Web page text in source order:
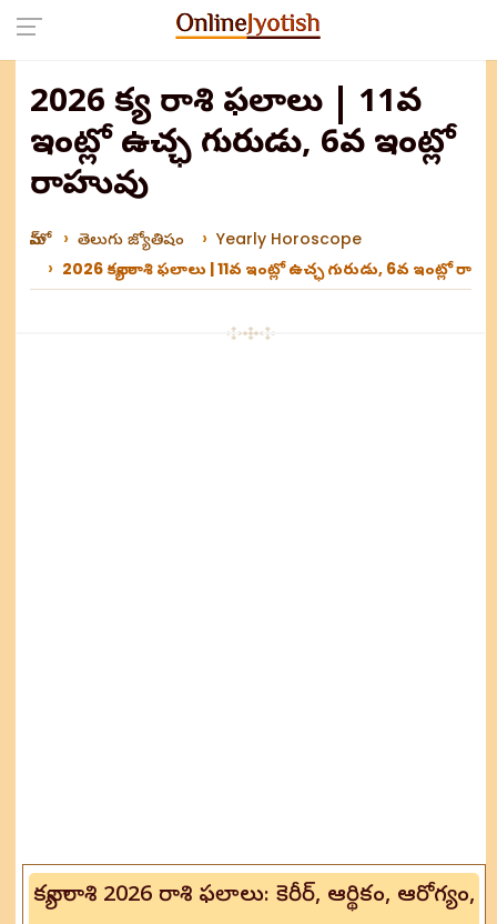
2026 కన్యా రాశి ఫలాలు | 11వ
ఇంట్లో ఉచ్ఛ గురుడు, 6వ ఇంట్లో
రాహువు
హోమ్ తెలుగు జ్యోతిషం
Yearly Horoscope
2026 కన్యా రాశి ఫలాలు | 11వ ఇంట్లో ఉచ్ఛ గురుడు, 6వ ఇంట్లో
కన్యా రాశి 2026 రాశి ఫలాలు: కెరీర్, ఆర్థికం, ఆరోగ్యం,